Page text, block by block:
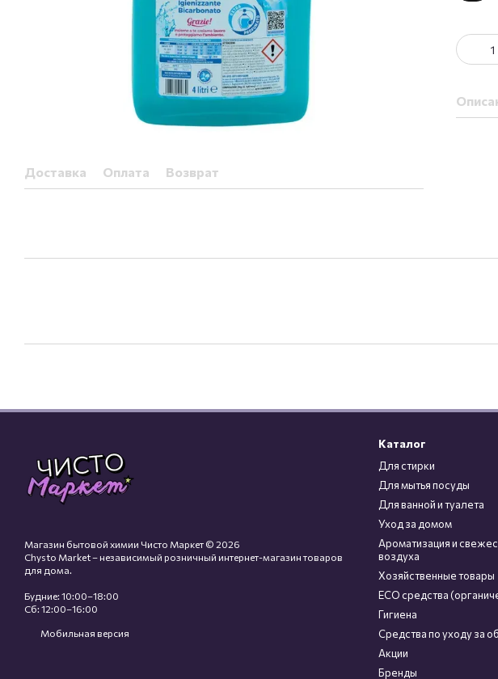
Доставка Оплата Возврат
Магазин бытовой химии Чисто Маркет © 2026
Chysto Market – независимый розничный интернет-магазин товаров
для дома.
Будние: 10:00–18:00
Сб: 12:00–16:00
Мобильная версия
Каталог
Для стирки
Для мытья посуды
Для ванной и туалета
Уход за домом
Ароматизация и
воздуха
Хозяйственные товары
ECO средства
Гигиена
Средства по уходу за
Акции
Бренды